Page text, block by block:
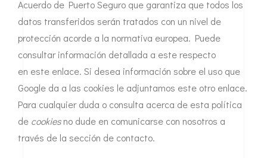
Acuerdo de Puerto Seguro que garantiza que todos los
datos transferidos serán tratados con un nivel de
protección acorde a la normativa europea. Puede
consultar información detallada a este respecto
en este enlace. Si desea información sobre el uso que
Google da a las cookies le adjuntamos este otro enlace.
Para cualquier duda o consulta acerca de esta política
de cookiesno dude en comunicarse con nosotros a
través de la sección de contacto.